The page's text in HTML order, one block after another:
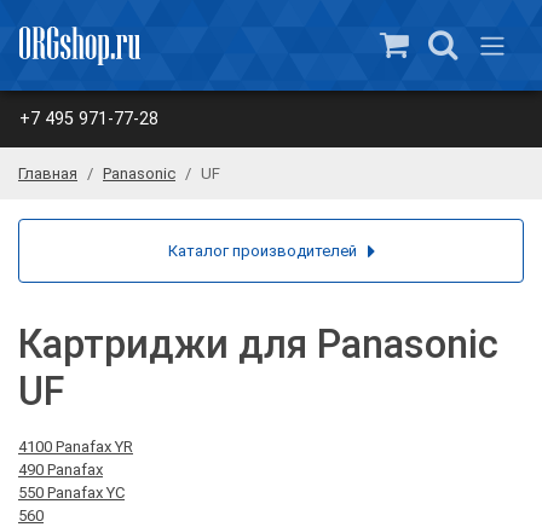
+7 495 971-77-28
Главная Panasonic UF
Картриджи для Panasonic
UF
4100 Panafax YR
490 Panafax
550 Panafax YC
560